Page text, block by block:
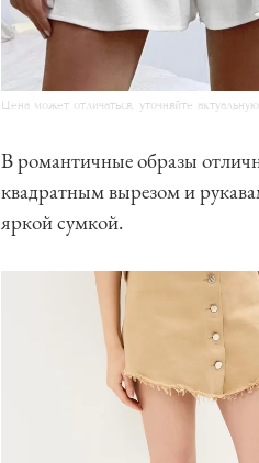
Цена может отличаться, уточняйте
В романтичные образы
квадратным вырезом и
яркой сумкой.